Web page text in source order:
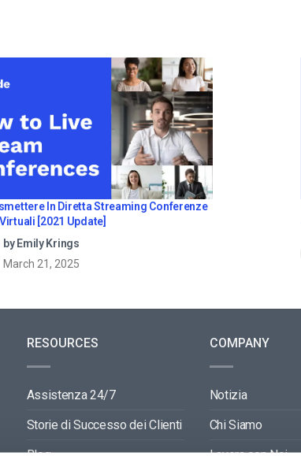
In Diretta Streaming Conferenze
E Riunioni Virtuali [2021 Update]
by Emily Krings
March 21, 2025
RESOURCES
Assistenza 24/7
Storie di Successo dei Clienti
COMPANY
Notizia
Chi Siamo